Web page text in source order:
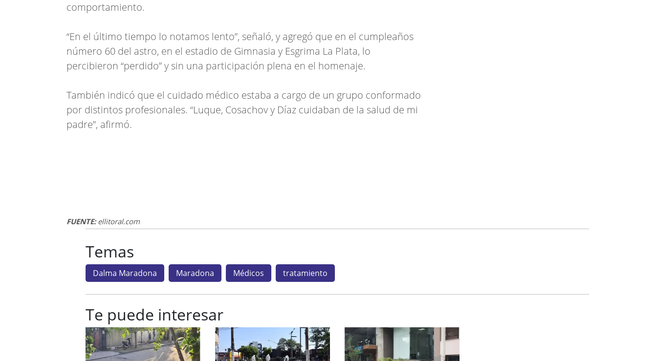
comportamiento.
“En el último tiempo lo notamos lento”, señaló, y agregó que en el cumpleaños
número 60 del astro, en el estadio de Gimnasia y Esgrima La Plata, lo
percibieron “perdido” y sin una participación plena en el homenaje.
También indicó que el cuidado médico estaba a cargo de un grupo conformado
por distintos profesionales. “Luque, Cosachov y Díaz cuidaban de la salud de mi
padre”, afirmó.
FUENTE:ellitoral.com
Temas
Dalma Maradona Maradona Médicos tratamiento
Te puede interesar